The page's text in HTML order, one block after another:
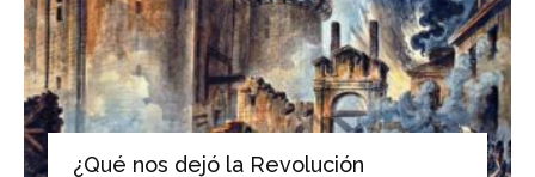
¿Qué nos dejó la Revolución